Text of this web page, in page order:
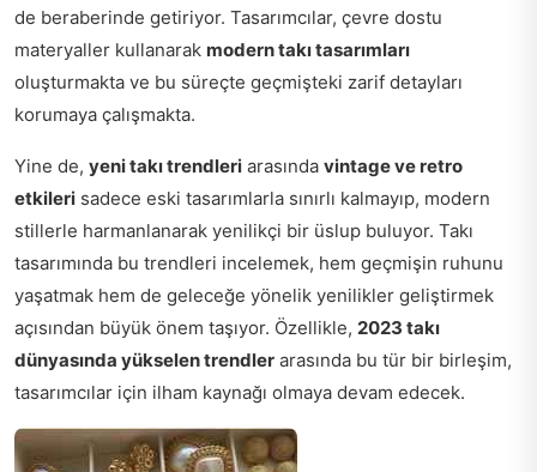
de beraberinde getiriyor. Tasarımcılar, çevre dostu
materyaller kullanarak modern takı tasarımları
oluşturmakta ve bu süreçte geçmişteki zarif detayları
korumaya çalışmakta.
Yine de, yeni takı trendleri arasında vintage ve retro
etkileri sadece eski tasarımlarla sınırlı kalmayıp, modern
stillerle harmanlanarak yenilikçi bir üslup buluyor. Takı
tasarımında bu trendleri incelemek, hem geçmişin ruhunu
yaşatmak hem de geleceğe yönelik yenilikler geliştirmek
açısından büyük önem taşıyor. Özellikle, 2023 takı
dünyasında yükselen trendler arasında bu tür bir birleşim,
tasarımcılar için ilham kaynağı olmaya devam edecek.